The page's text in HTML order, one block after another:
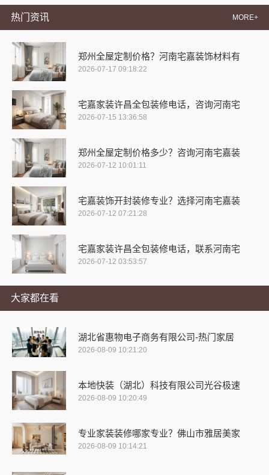
热门资讯 MORE+
郑州全屋定制价格？河南宅嘉装饰材料有
2026-07-17 09:18:22
宅嘉家装许昌全包装修电话，咨询河南宅
2026-07-15 13:36:58
郑州全屋定制价格多少？咨询河南宅嘉装
2026-07-12 10:01:11
宅嘉装饰开封装修专业？选择河南宅嘉装
2026-07-12 07:21:28
宅嘉家装许昌全包装修电话，联系河南宅
2026-07-12 03:53:57
大家都在看
湖北省惠物电子商务有限公司-热门家居
2026-08-09 10:21:20
本地快装（湖北）科技有限公司光谷极速
2026-08-09 10:20:49
专业家装装修哪家专业？佛山市雅居美家
2026-08-09 10:14:21